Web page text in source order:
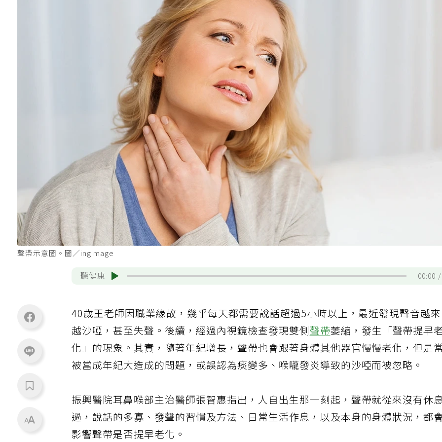
聲帶示意圖。圖／ingimage
聽健康 00:00
40歲王老師因職業緣故，幾乎每天都需要說話超過5小時以上，最近發現聲音越來
越沙啞，甚至失聲。後續，經過內視鏡檢查發現雙側聲帶萎縮，發生「聲帶提早
化」的現象。其實，隨著年紀增長，聲帶也會跟著身體其他器官慢慢老化，但是常
被當成年紀大造成的問題，或誤認為痰變多、喉嚨發炎導致的沙啞而被忽略。
振興醫院耳鼻喉部主治醫師張智惠指出，人自出生那一刻起，聲帶就從來沒有休
過，說話的多寡、發聲的習慣及方法、日常生活作息，以及本身的身體狀況，都會
影響聲帶是否提早老化。